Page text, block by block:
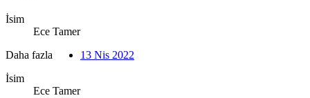
İsim
Ece Tamer
Daha fazla
İsim
Ece Tamer
13 Nis 2022